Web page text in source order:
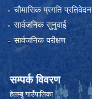
चौमासिक प्रगति प्रतिवेदन
सार्वजनिक सुनुवाई
सार्वजनिक परीक्षण
सम्पर्क विवरण
हेलम्बु गाउँपालिका